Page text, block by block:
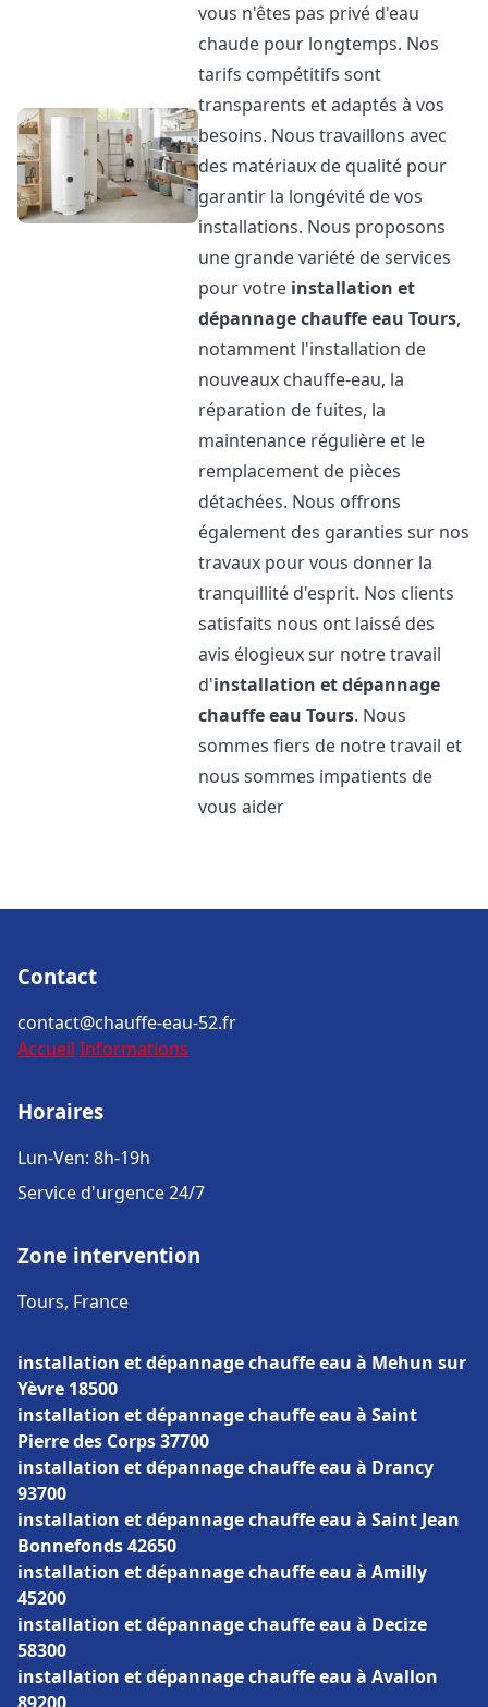
vous n'êtes pas privé d'eau
chaude pour longtemps. Nos
tarifs compétitifs sont
transparents et adaptés à vos
besoins. Nous travaillons avec
des matériaux de qualité pour
garantir la longévité de vos
installations. Nous proposons
une grande variété de services
pour votre installation et
dépannage chauffe eau Tours,
notamment l'installation de
nouveaux chauffe-eau, la
réparation de fuites, la
maintenance régulière et le
remplacement de pièces
détachées. Nous offrons
également des garanties sur nos
travaux pour vous donner la
tranquillité d'esprit. Nos clients
satisfaits nous ont laissé des
avis élogieux sur notre travail
d'installation et dépannage
chauffe eau Tours. Nous
sommes fiers de notre travail et
nous sommes impatients de
vous aider
Contact
contact@chauffe-eau-52.fr
Accueil Informations
Horaires
Lun-Ven: 8h-19h
Service d'urgence 24/7
Zone intervention
Tours, France
installation et dépannage chauffe eau à Mehun sur
Yèvre 18500
installation et dépannage chauffe eau à Saint
Pierre des Corps 37700
installation et dépannage chauffe eau à Drancy
93700
installation et dépannage chauffe eau à Saint Jean
Bonnefonds 42650
installation et dépannage chauffe eau à Amilly
45200
installation et dépannage chauffe eau à Decize
58300
installation et dépannage chauffe eau à Avallon